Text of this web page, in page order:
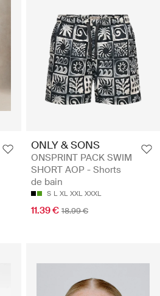
ONLY & SONS
ONSPRINT PACK SWIM
SHORT AOP - Shorts
de bain
S L XL XXL XXXL
11.39 € 18.99 €